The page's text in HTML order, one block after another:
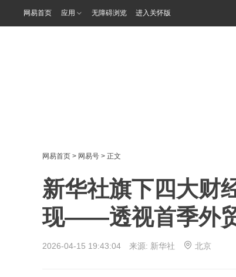
网易首页 应用 无障碍浏览 进入关怀版
网易首页 > 网易号 > 正文
新华社旗下四大财
现——透视首季外
2026-04-15 19:43:04 来源: 新华社 北京